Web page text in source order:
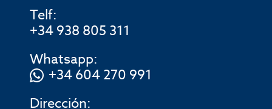
Telf:
+34 938 805 311
Whatsapp:
+34 604 270 991
Dirección: